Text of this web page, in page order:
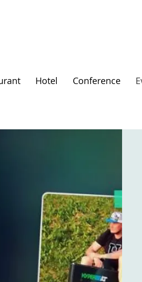
Hotel Conference